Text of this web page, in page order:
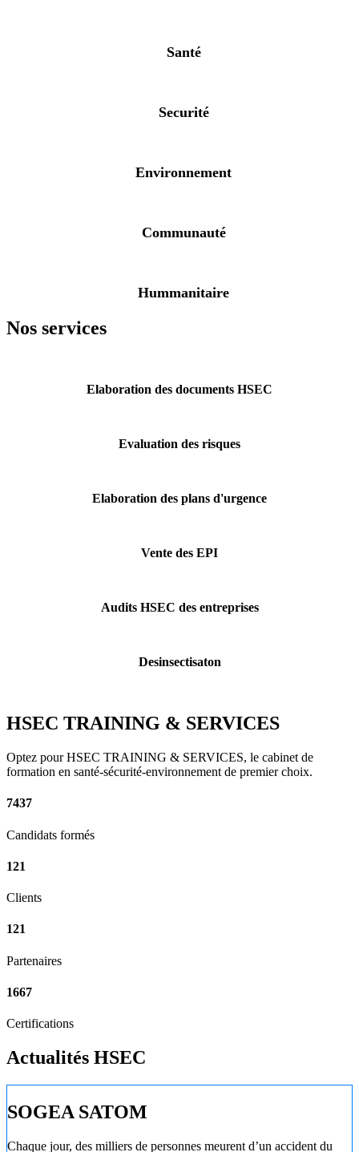
Santé
Securité
Environnement
Communauté
Hummanitaire
Nos services
Elaboration des documents HSEC
Evaluation des risques
Elaboration des plans d'urgence
Vente des EPI
Audits HSEC des entreprises
Desinsectisaton
HSEC TRAINING & SERVICES
Optez pour HSEC TRAINING & SERVICES, le cabinet de
formation en santé-sécurité-environnement de premier choix.
7437
Candidats formés
121
Clients
121
Partenaires
1667
Certifications
Actualités HSEC
SOGEA SATOM
Chaque jour, des milliers de personnes meurent d’un accident du